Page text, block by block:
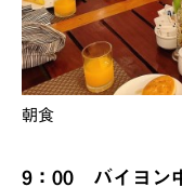
朝食
9：00 バイヨン